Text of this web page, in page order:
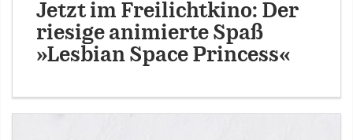
Jetzt im Freilichtkino: Der
riesige animierte Spaß
»Lesbian Space Princess«